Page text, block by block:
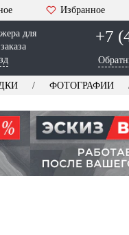
Избранное
для
+7
ФОТОГРАФИИ